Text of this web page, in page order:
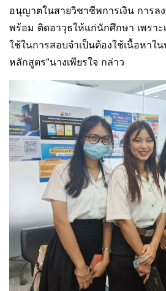
อนุญาตในสายวิชาชีพการเงิน การล
พร้อม ติดอาวุธให้แก่นักศึกษา เพรา
ใช้ในการสอบจำเป็นต้องใช้เนื้อหาใ
หลักสูตร”นางเพียรใจ กล่าว